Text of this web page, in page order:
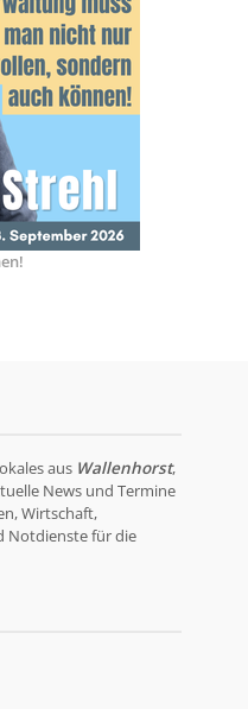
aus Wallenhorst,
News und Termine
Wirtschaft,
Notdienste für die